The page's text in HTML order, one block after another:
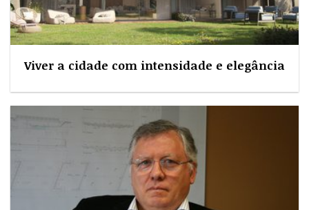
Viver a cidade com intensidade e elegância